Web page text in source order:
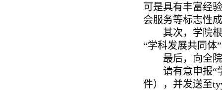
可是具有丰富经
会服务等标志性
其次， 学院
“学科发展共同体”
最后，向全
请有意申报“
件）
， 并发送至